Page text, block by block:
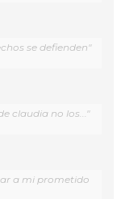
se defienden"
claudia no los..."
a mi prometido